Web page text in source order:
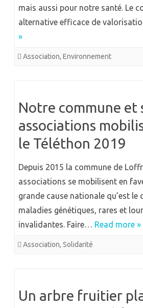
mais aussi pour notre santé. Le
alternative efficace de
»
Association, Environnement
Notre commune et
associations
le Téléthon 2019
Depuis 2015 la commune de
associations se mobilisent en
grande cause nationale qu’est le
maladies génétiques, rares et
invalidantes. Faire… Read more »
Association, Solidarité
Un arbre fruitier